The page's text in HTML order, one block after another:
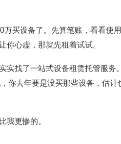
买设备了。先算笔账，看看使
你心虚，那就先租着试试。
实找了一站式设备租赁托管服务
你去年要是没买那些设备，估计
我更惨的。